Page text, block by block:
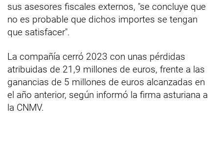
sus asesores fiscales externos, "se concluye que
no es probable que dichos importes se tengan
que satisfacer".
La compañía cerró 2023 con unas pérdidas
atribuidas de 21,9 millones de euros, frente a las
ganancias de 5 millones de euros alcanzadas en
el año anterior, según informó la firma asturiana a
la CNMV.